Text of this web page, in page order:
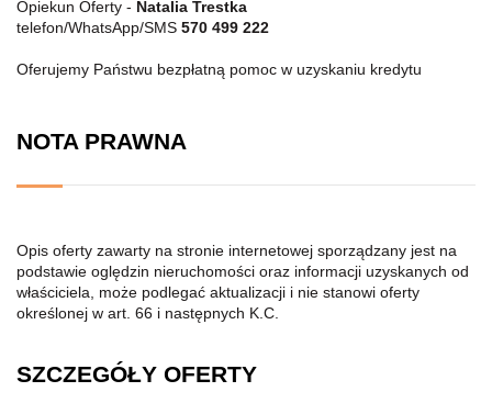
Opiekun Oferty - Natalia Trestka
telefon/WhatsApp/SMS 570 499 222
Oferujemy Państwu bezpłatną pomoc w uzyskaniu kredytu
NOTA PRAWNA
Opis oferty zawarty na stronie internetowej sporządzany jest na
podstawie oględzin nieruchomości oraz informacji uzyskanych od
właściciela, może podlegać aktualizacji i nie stanowi oferty
określonej w art. 66 i następnych K.C.
SZCZEGÓŁY OFERTY